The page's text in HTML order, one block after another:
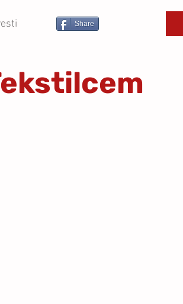
Share